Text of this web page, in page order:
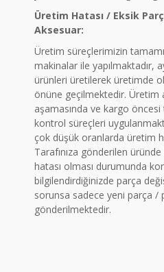
Üretim Hatası / Eksik
Aksesuar:
Üretim süreçlerimizin
makinalar ile yapılmaktadır,
ürünleri üretilerek üretimde
önüne geçilmektedir. Üretim
aşamasında ve kargo
kontrol süreçleri
çok düşük oranlarda üretim
Tarafınıza gönderilen
hatası olması durumunda
bilgilendirdiğinizde parça
sorunsa sadece yeni parça /
gönderilmektedir.